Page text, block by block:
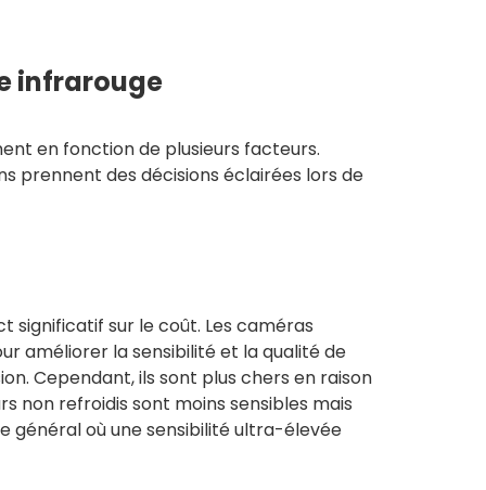
infrarouge
en fonction de plusieurs facteurs.
prennent des décisions éclairées lors de
significatif sur le coût. Les caméras
améliorer la sensibilité et la qualité de
Cependant, ils sont plus chers en raison
non refroidis sont moins sensibles mais
général où une sensibilité ultra-élevée